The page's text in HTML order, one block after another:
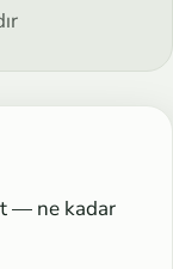
— ne kadar